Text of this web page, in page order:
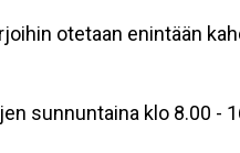
otetaan enintään
sunnuntaina klo 8.00 -